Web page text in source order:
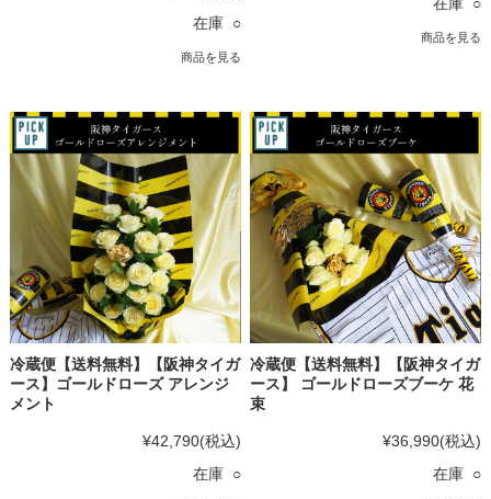
在庫 ○
商品を見る
商品を見る
冷蔵便【送料無料】【阪神タイガ
ース】ゴールドローズ アレンジ
メント
¥42,790(税込)
在庫 ○
冷蔵便【送料無料】【阪神タイガ
ース】 ゴールドローズブーケ 花
束
¥36,990(税込)
在庫 ○